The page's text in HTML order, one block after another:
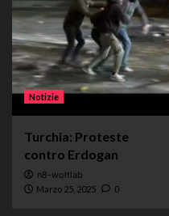
Notizie
Turchia: Proteste
contro Erdogan
n8-woltlab
Marzo 25, 2025 0